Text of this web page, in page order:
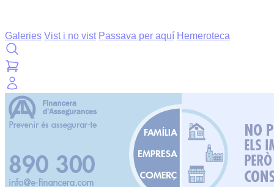
Galeries Vist i no vist Passava per aquí Hemeroteca